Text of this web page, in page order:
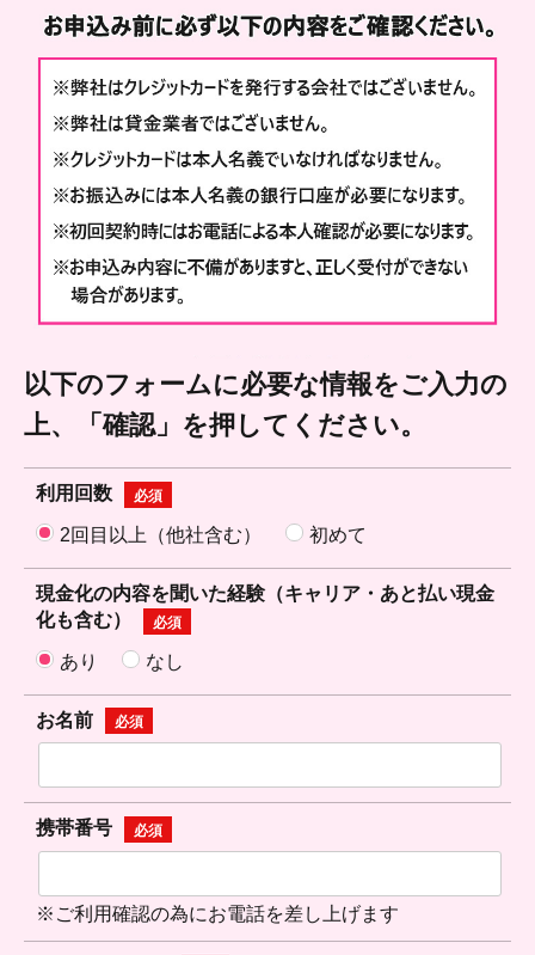
以下のフォームに必要な情報をご入力の
上、
「確認」を押してください。
利用回数 必須
2回目以上（他社含む） 初めて
現金化の内容を聞いた経験（キャリア・あと払い現金
化も含む）
必須
あり なし
お名前 必須
携帯番号 必須
※ご利用確認の為にお電話を差し上げます